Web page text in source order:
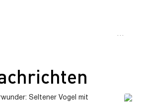
…
Seltener Vogel mit